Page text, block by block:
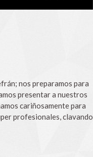
nos preparamos para
presentar a nuestros
cariñosamente para
profesionales, clavando